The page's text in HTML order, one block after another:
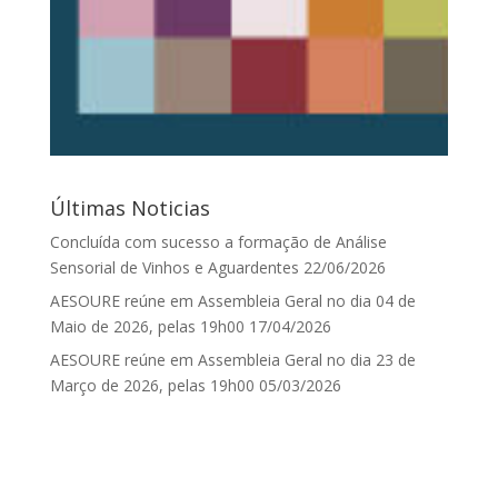
Últimas Noticias
Concluída com sucesso a formação de Análise
Sensorial de Vinhos e Aguardentes 22/06/2026
AESOURE reúne em Assembleia Geral no dia 04 de
Maio de 2026, pelas 19h00 17/04/2026
AESOURE reúne em Assembleia Geral no dia 23 de
Março de 2026, pelas 19h00 05/03/2026